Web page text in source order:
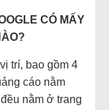
CÓ MẤY
trí, bao gồm 4
cáo nằm
nằm ở trang